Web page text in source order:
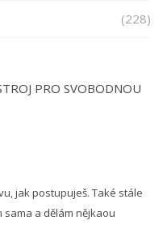
(228)
PRO SVOBODNOU
jak postupuješ. Také stále
sama a dělám nějkaou